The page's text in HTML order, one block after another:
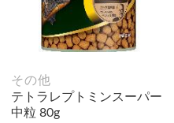
その他
テトラレプトミンスーパー
中粒 80g